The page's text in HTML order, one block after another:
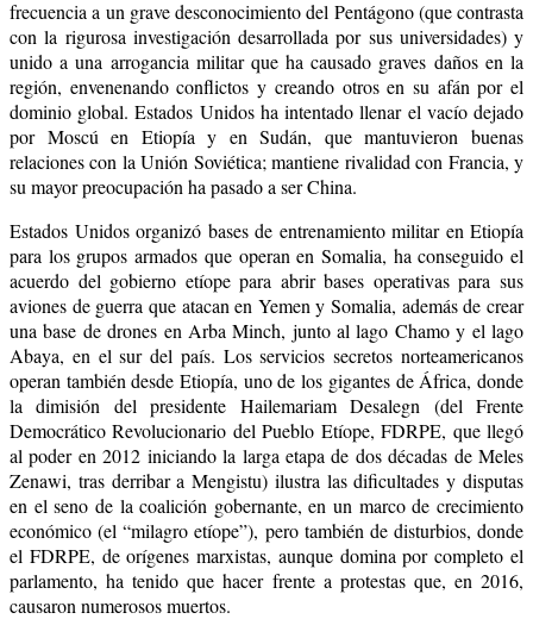
frecuencia a un grave desconocimiento del Pentágono (que contrasta
con la rigurosa investigación desarrollada por sus universidades) y
unido a una arrogancia militar que ha causado graves daños en la
región, envenenando conflictos y creando otros en su afán por el
dominio global. Estados Unidos ha intentado llenar el vacío dejado
por Moscú en Etiopía y en Sudán, que mantuvieron buenas
relaciones con la Unión Soviética; mantiene rivalidad con Francia, y
su mayor preocupación ha pasado a ser China.
Estados Unidos organizó bases de entrenamiento militar en Etiopía
para los grupos armados que operan en Somalia, ha conseguido el
acuerdo del gobierno etíope para abrir bases operativas para sus
aviones de guerra que atacan en Yemen y Somalia, además de crear
una base de drones en Arba Minch, junto al lago Chamo y el lago
Abaya, en el sur del país. Los servicios secretos norteamericanos
operan también desde Etiopía, uno de los gigantes de África, donde
la dimisión del presidente Hailemariam Desalegn (del Frente
Democrático Revolucionario del Pueblo Etíope, FDRPE, que llegó
al poder en 2012 iniciando la larga etapa de dos décadas de Meles
Zenawi, tras derribar a Mengistu) ilustra las dificultades y disputas
en el seno de la coalición gobernante, en un marco de crecimiento
económico (el “milagro etíope”), pero también de disturbios, donde
el FDRPE, de orígenes marxistas, aunque domina por completo el
parlamento, ha tenido que hacer frente a protestas que, en 2016,
causaron numerosos muertos.